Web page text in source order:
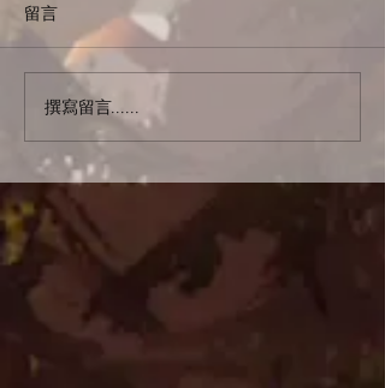
留言
撰寫留言......